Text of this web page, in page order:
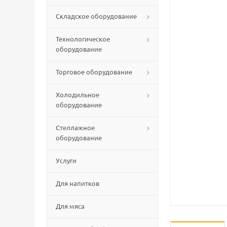
Складское оборудование
Технологическое
оборудование
Торговое оборудование
Холодильное
оборудование
Стеллажное
оборудование
Услуги
Для напитков
Для мяса